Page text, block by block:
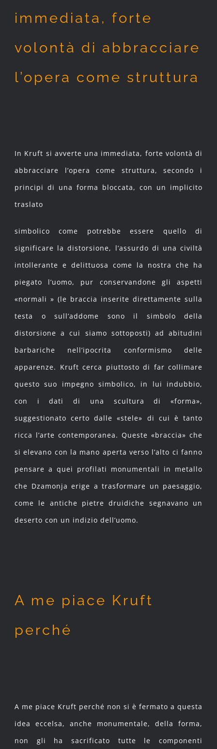
immediata, forte
volontà di abbracciare
l’opera come struttura
In Kruft si avverte una immediata, forte volontà di
abbracciare l’opera come struttura, secondo i
principi di una forma bloccata, con un implicito
traslato
simbolico come potrebbe essere quello di
significare la distorsione, l’assurdo di una civiltà
intollerante e delittuosa come la nostra che ha
piegato l’uomo, pur conservandone gli aspetti
«normali » (le braccia inserite direttamente sulla
testa o sull’addome sono il simbolo della
distorsione a cui siamo sottoposti) ad abitudini
barbariche nell’ipocrita conformismo delle
apparenze. Kruft cerca piuttosto di far collimare
questo suo impegno simbolico, in lui indubbio,
con i dati di una scultura di «forma»,
suggestionato certo dalle «stele» di cui è tanto
ricca l’arte contemporanea. Queste «braccia» che
si elevano con la mano aperta verso l’alto ci fanno
pensare a quei profilati monumentali in metallo
che Dzamonja erige a trasformare un paesaggio,
come le antiche pietre druidiche segnavano un
deserto con un indizio dell’uomo.
A me piace Kruft
perché
A me piace Kruft perché non si è fermato a questa
idea eccelsa, anche monumentale, della forma,
non gli ha sacrificato tutte le componenti